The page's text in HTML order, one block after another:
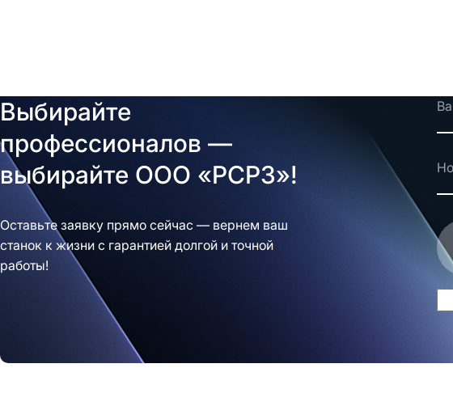
Выбирайте
профессионалов —
выбирайте ООО «РСРЗ»!
Оставьте заявку прямо сейчас — вернем ваш
станок к жизни с гарантией долгой и точной
работы!